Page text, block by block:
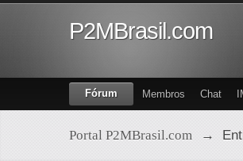
P2MBrasil.com
Fórum Membros Chat
Portal P2MBrasil.com →